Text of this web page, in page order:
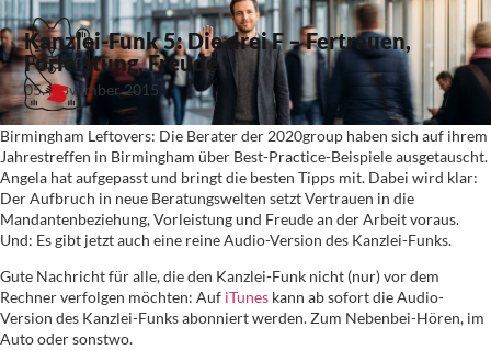
Kanzlei-Funk 5: Die drei F – Fertrauen,
Forleistung, Freude
05. November 2015
Birmingham Leftovers: Die Berater der 2020group haben sich auf ihrem
Jahrestreffen in Birmingham über Best-Practice-Beispiele ausgetauscht.
Angela hat aufgepasst und bringt die besten Tipps mit. Dabei wird klar:
Der Aufbruch in neue Beratungswelten setzt Vertrauen in die
Mandantenbeziehung, Vorleistung und Freude an der Arbeit voraus.
Und: Es gibt jetzt auch eine reine Audio-Version des Kanzlei-Funks.
Gute Nachricht für alle, die den Kanzlei-Funk nicht (nur) vor dem
Rechner verfolgen möchten: Auf iTunes kann ab sofort die Audio-
Version des Kanzlei-Funks abonniert werden. Zum Nebenbei-Hören, im
Auto oder sonstwo.